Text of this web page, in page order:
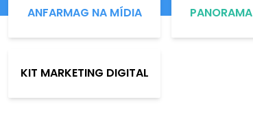
ANFARMAG NA MÍDIA
KIT MARKETING DIGITAL